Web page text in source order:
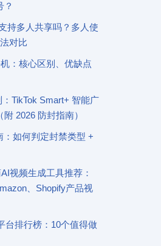
？
持多人共享吗？多人使
对比
：核心区别、优缺点
TikTok Smart+ 智能广
2026 防封指南）
：如何判定封禁类型 +
视频生成工具推荐：
、Shopify产品视
台排行榜：10个值得做